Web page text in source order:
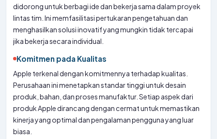
didorong untuk berbagi ide dan bekerja sama dalam proyek
lintas tim. Ini memfasilitasi pertukaran pengetahuan dan
menghasilkan solusi inovatif yang mungkin tidak tercapai
jika bekerja secara individual.
Komitmen pada Kualitas
Apple terkenal dengan komitmennya terhadap kualitas.
Perusahaan ini menetapkan standar tinggi untuk desain
produk, bahan, dan proses manufaktur. Setiap aspek dari
produk Apple dirancang dengan cermat untuk memastikan
kinerja yang optimal dan pengalaman pengguna yang luar
biasa.